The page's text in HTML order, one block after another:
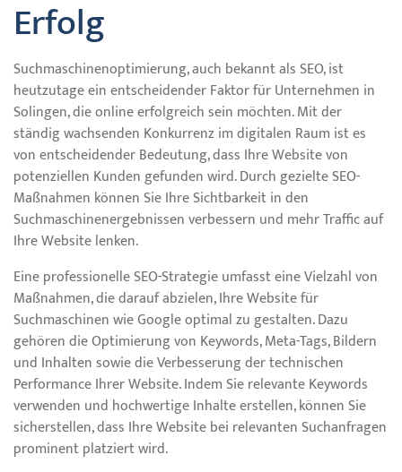
Erfolg
Suchmaschinenoptimierung, auch bekannt als SEO, ist
heutzutage ein entscheidender Faktor für Unternehmen in
Solingen, die online erfolgreich sein möchten. Mit der
ständig wachsenden Konkurrenz im digitalen Raum ist es
von entscheidender Bedeutung, dass Ihre Website von
potenziellen Kunden gefunden wird. Durch gezielte SEO-
Maßnahmen können Sie Ihre Sichtbarkeit in den
Suchmaschinenergebnissen verbessern und mehr Traffic auf
Ihre Website lenken.
Eine professionelle SEO-Strategie umfasst eine Vielzahl von
Maßnahmen, die darauf abzielen, Ihre Website für
Suchmaschinen wie Google optimal zu gestalten. Dazu
gehören die Optimierung von Keywords, Meta-Tags, Bildern
und Inhalten sowie die Verbesserung der technischen
Performance Ihrer Website. Indem Sie relevante Keywords
verwenden und hochwertige Inhalte erstellen, können Sie
sicherstellen, dass Ihre Website bei relevanten Suchanfragen
prominent platziert wird.